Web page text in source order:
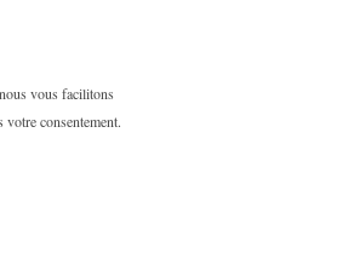
vous facilitons
consentement.